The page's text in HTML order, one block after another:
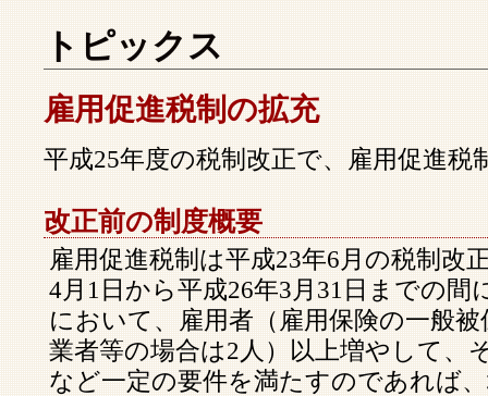
トピックス
雇用促進税制の拡充
平成25年度の税制改正で、雇用促進税
改正前の制度概要
雇用促進税制は平成23年6月の税制改
4月1日から平成26年3月31日までの間
において、雇用者（雇用保険の一般
業者等の場合は2人）以上増やして、
など一定の要件を満たすのであれば